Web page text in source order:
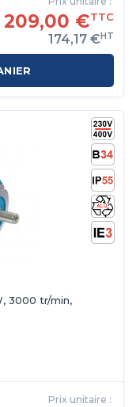
209,00 €TTC
174,17 €HT
3000 tr/min,
Prix unitaire :